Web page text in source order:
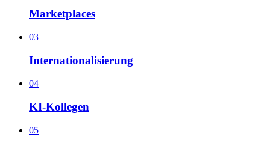
Marketplaces
03
Internationalisierung
04
KI-Kollegen
05